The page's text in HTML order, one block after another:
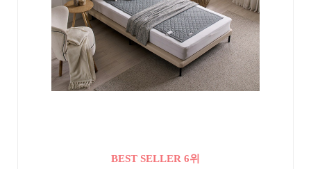
BEST SELLER 6위